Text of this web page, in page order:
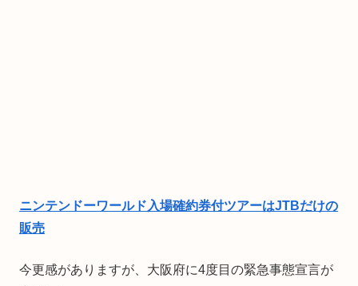
ニンテンドーワールド入場確約券付ツアーはJTBだけの
販売
今更感がありますが、大阪府に4度目の緊急事態宣言が